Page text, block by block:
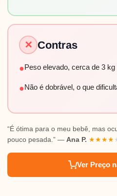
✕ Contras
●Peso elevado, cerca de 3 kg
●Não é dobrável, o que
“É ótima para o meu bebê, mas
pouco pesada.” — Ana P. ★★★★
Ver Preço